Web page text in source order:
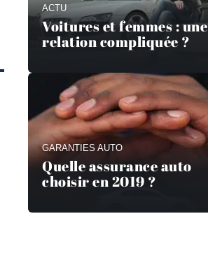
ACTU
Voitures et femmes : une
relation compliquée ?
GARANTIES AUTO
Quelle assurance auto
choisir en 2019 ?